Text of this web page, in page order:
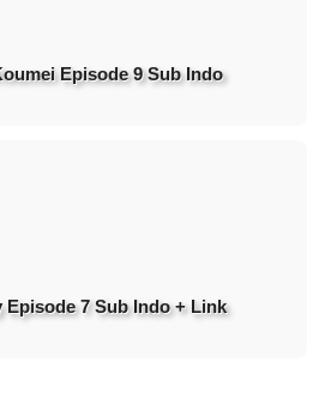
Episode 9 Sub Indo
Episode 7 Sub Indo + Link